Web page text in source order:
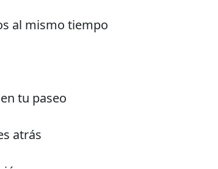
al mismo tiempo
tu paseo
atrás